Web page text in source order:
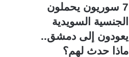
7 سوريون يحملون
الجنسية السويدية
يعودون إلى دمشق..
ماذا حدث لهم؟